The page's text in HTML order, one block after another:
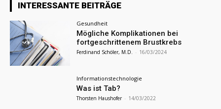
INTERESSANTE BEITRÄGE
Gesundheit
Mögliche Komplikationen bei
fortgeschrittenem Brustkrebs
Ferdinand Schöler, M.D. - 16/03/2024
Informationstechnologie
Was ist Tab?
Thorsten Haushofer - 14/03/2022